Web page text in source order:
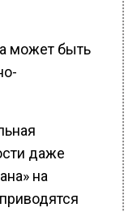
может быть
даже
на